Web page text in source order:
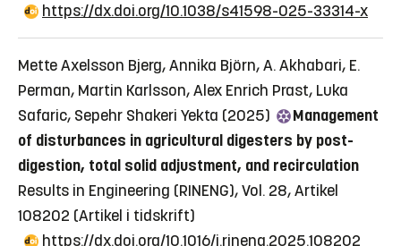
https://dx.doi.org/10.1038/s41598-025-33314-x
Mette Axelsson Bjerg, Annika Björn, A. Akhabari, E.
Perman, Martin Karlsson, Alex Enrich Prast, Luka
Safaric, Sepehr Shakeri Yekta (2025)
Management
of disturbances in agricultural digesters by post-
digestion, total solid adjustment, and recirculation
Results in Engineering (RINENG), Vol. 28, Artikel
108202 (Artikel i tidskrift)
https://dx.doi.org/10.1016/j.rineng.2025.108202